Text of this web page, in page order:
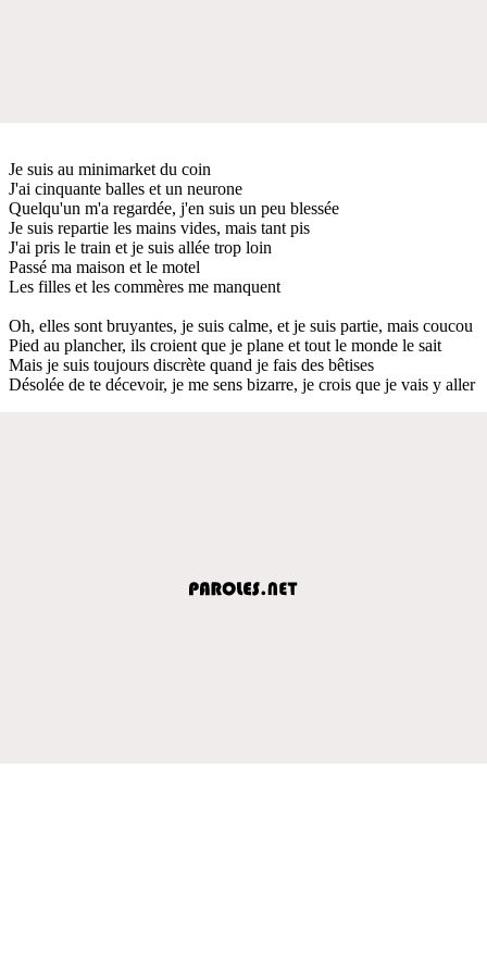
Je suis au minimarket du coin
J'ai cinquante balles et un neurone
Quelqu'un m'a regardée, j'en suis un peu blessée
Je suis repartie les mains vides, mais tant pis
J'ai pris le train et je suis allée trop loin
Passé ma maison et le motel
Les filles et les commères me manquent
Oh, elles sont bruyantes, je suis calme, et je suis partie, mais coucou
Pied au plancher, ils croient que je plane et tout le monde le sait
Mais je suis toujours discrète quand je fais des bêtises
Désolée de te décevoir, je me sens bizarre, je crois que je vais y aller